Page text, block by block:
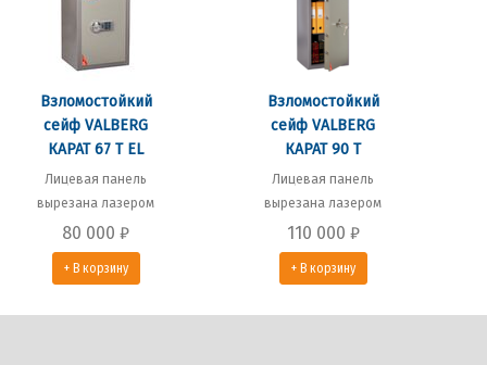
Взломостойкий
сейф VALBERG
КАРАТ 67 T EL
Лицевая панель
вырезана лазером
80 000 ₽
+ В корзину
Взломостойкий
сейф VALBERG
КАРАТ 90 Т
Лицевая панель
вырезана лазером
110 000 ₽
+ В корзину